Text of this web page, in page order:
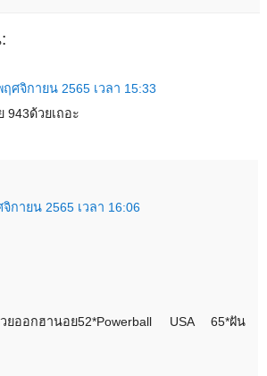
ฤศจิกายน 2565 เวลา 15:33
943ด้วยเถอะ
กายน 2565 เวลา 16:06
วยออกฮานอย52*Powerball USA 65*ฝัน